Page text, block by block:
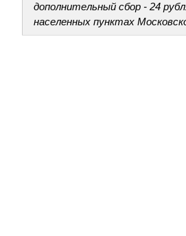
дополнительный сбор - 24
населенных пунктах